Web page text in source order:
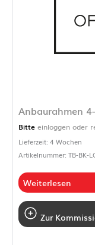
Anbaurahmen
Bitte einloggen oder
Lieferzeit: 4 Wochen
Artikelnummer: TB-BK-
Weiterlesen
Zur